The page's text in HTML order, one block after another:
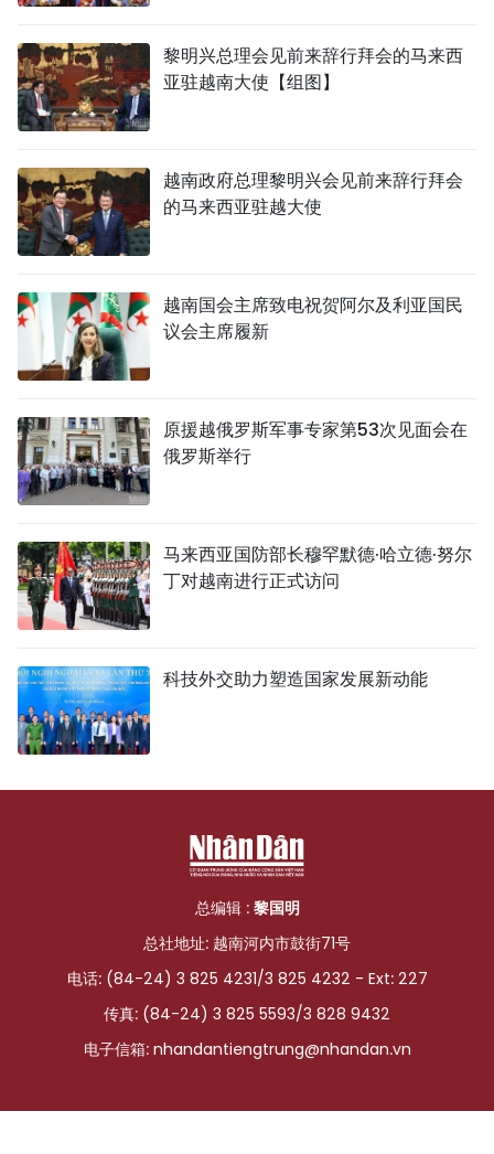
黎明兴总理会见前来辞行拜会的马来西
亚驻越南大使【组图】
越南政府总理黎明兴会见前来辞行拜会
的马来西亚驻越大使
越南国会主席致电祝贺阿尔及利亚国民
议会主席履新
原援越俄罗斯军事专家第53次见面会在
俄罗斯举行
马来西亚国防部长穆罕默德·哈立德·努尔
丁对越南进行正式访问
科技外交助力塑造国家发展新动能
总编辑 : 黎国明
总社地址: 越南河内市鼓街71号
电话: (84-24) 3 825 4231/3 825 4232 - Ext: 227
传真: (84-24) 3 825 5593/3 828 9432
电子信箱: nhandantiengtrung@nhandan.vn